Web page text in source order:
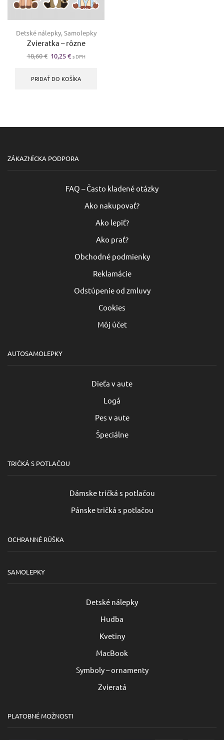
Detské nálepky,Samolepky
Zvieratka – rôzne
18,60€ Pôvodná
bola:
18,60 €.
10,25€Aktuálna
je:
10,25 €.
s DPH
PRIDAŤ DO KOŠÍKA
ZÁKAZNÍCKA PODPORA
FAQ – Často kladené otázky
Ako nakupovať?
Ako lepiť?
Ako prať?
Obchodné podmienky
Reklamácie
Odstúpenie od zmluvy
Cookies
Môj účet
AUTOSAMOLEPKY
Dieťa v aute
Logá
Pes v aute
Špeciálne
TRIČKÁ S POTLAČOU
Dámske tričká s potlačou
Pánske tričká s potlačou
OCHRANNÉ RÚŠKA
SAMOLEPKY
Detské nálepky
Hudba
Kvetiny
MacBook
Symboly – ornamenty
Zvieratá
PLATOBNÉ MOŽNOSTI